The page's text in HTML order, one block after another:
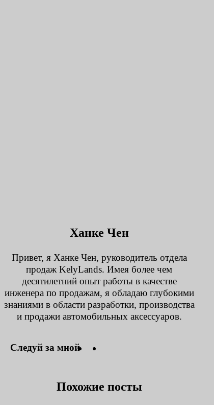
Ханке Чен
Привет, я Ханке Чен, руководитель отдела
продаж KelyLands. Имея более чем
десятилетний опыт работы в качестве
инженера по продажам, я обладаю глубокими
знаниями в области разработки, производства
и продажи автомобильных аксессуаров.
Следуй за мной
Похожие посты